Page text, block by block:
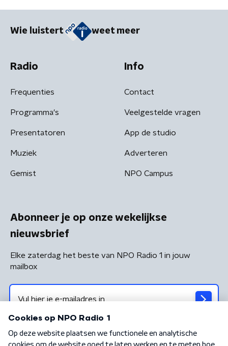
Wie luistert weet meer
Radio
Frequenties
Programma's
Presentatoren
Muziek
Gemist
Info
Contact
Veelgestelde vragen
App de studio
Adverteren
NPO Campus
Abonneer je op onze wekelijkse
nieuwsbrief
Elke zaterdag het beste van NPO Radio 1 in jouw
mailbox